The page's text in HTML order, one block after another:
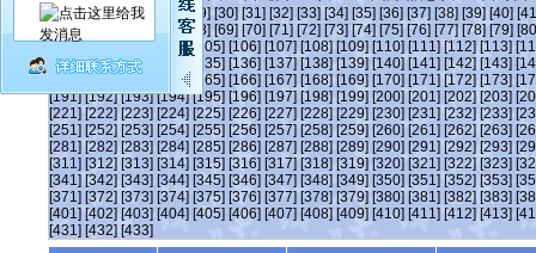
[24] [25] [26] [27] [28] [29] [30] [31] [32] [33] [34] [35] [36] [37] [38] [39] [40]
[63] [64] [67] [68] [69] [70] [71] [72] [73] [74] [75] [76] [77] [78] [79]
[101] [102] [103] [104] [105] [106] [107] [108] [109] [110] [111] [112] [113]
[131] [132] [133] [135] [136] [137] [138] [139] [140] [141] [142] [143]
[164] [165] [166] [167] [168] [169] [170] [171] [172] [173]
[191] [192] [193] [194] [195] [196] [197] [198] [199] [200] [201] [202] [203]
[221] [222] [223] [224] [225] [226] [227] [228] [229] [230] [231] [232] [233]
[251] [252] [253] [254] [255] [256] [257] [258] [259] [260] [261] [262] [263]
[281] [282] [283] [284] [285] [286] [287] [288] [289] [290] [291] [292] [293]
[311] [312] [313] [314] [315] [316] [317] [318] [319] [320] [321] [322] [323]
[341] [342] [343] [344] [345] [346] [347] [348] [349] [350] [351] [352] [353]
[371] [372] [373] [374] [375] [376] [377] [378] [379] [380] [381] [382] [383]
[401] [402] [403] [404] [405] [406] [407] [408] [409] [410] [411] [412] [413]
[431] [432] [433]